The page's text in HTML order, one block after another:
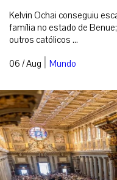
Kelvin Ochai conseguiu
família no estado de
outros católicos ...
06 / Aug | Mundo